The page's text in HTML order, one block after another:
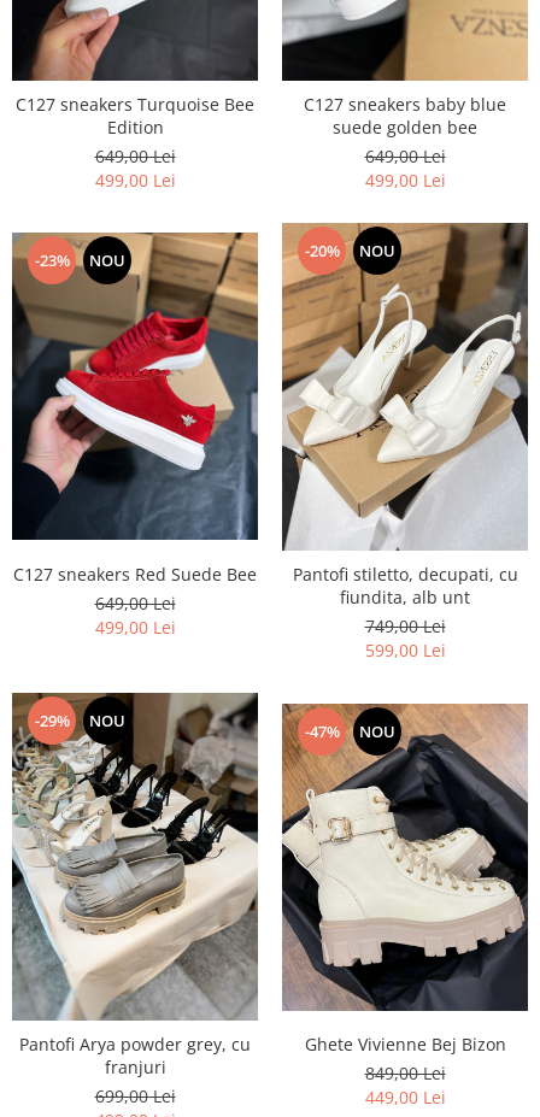
Posete
Rucsac
Plic
Mov
Visiniu
Maro
C127 sneakers Turquoise Bee
Edition
649,00 Lei
499,00 Lei
C127 sneakers baby blue
suede golden bee
649,00 Lei
499,00 Lei
-23% NOU
C127 sneakers Red Suede Bee
649,00 Lei
499,00 Lei
-20% NOU
Pantofi stiletto, decupati, cu
fiundita, alb unt
749,00 Lei
599,00 Lei
-29% NOU
Pantofi Arya powder grey, cu
franjuri
699,00 Lei
-47% NOU
Ghete Vivienne Bej Bizon
849,00 Lei
449,00 Lei